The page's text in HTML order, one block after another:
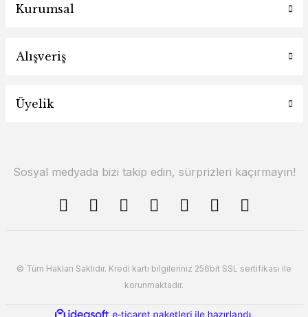
Kurumsal
Alışveriş
Üyelik
Sosyal medyada bizi takip edin, sürprizleri kaçırmayın!
© Tüm Hakları Saklıdır. Kredi kartı bilgileriniz 256bit SSL sertifikası ile
korunmaktadır.
ideasoft e-